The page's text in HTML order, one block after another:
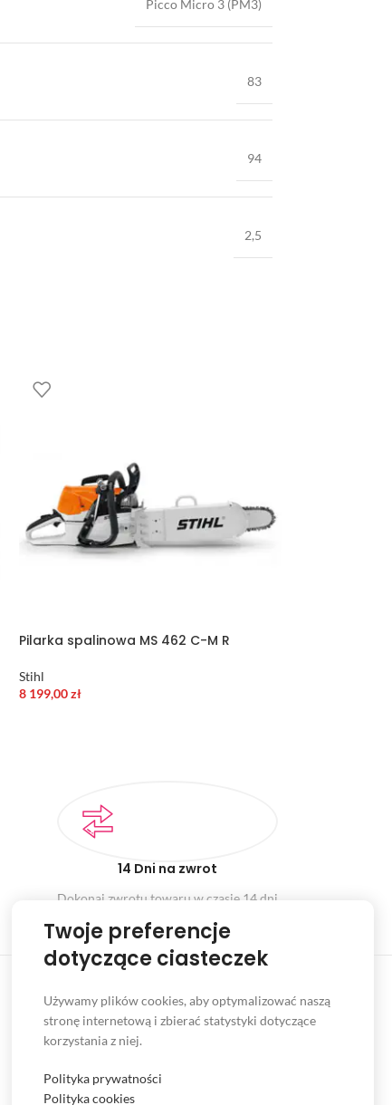
Picco Micro 3 (PM3)
83
94
2,5
Pilarka spalinowa MS 462 C-M R
Stihl
8 199,00zł
14 Dni na zwrot
Dokonaj zwrotu towaru w czasie 14 dni
INFORMACJE
Kontakt
Twoje preferencje
dotyczące ciasteczek
Używamy plików cookies, aby optymalizować naszą
stronę internetową i zbierać statystyki dotyczące
korzystania z niej.
Polityka prywatności
Polityka cookies